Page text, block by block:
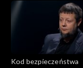
Kod bezpieczeństwa